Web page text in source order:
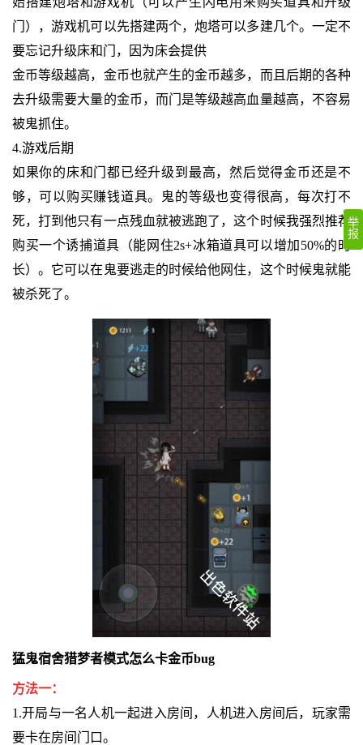
门），游戏机可以先搭建两个，炮塔可以多建几个。一定不
要忘记升级床和门，因为床会提供
金币等级越高，金币也就产生的金币越多，而且后期的各种
去升级需要大量的金币，而门是等级越高血量越高，不容易
被鬼抓住。
4.游戏后期
如果你的床和门都已经升级到最高，然后觉得金币还是不
够，可以购买赚钱道具。鬼的等级也变得很高，每次打不
死，打到他只有一点残血就被逃跑了，这个时候我强烈推荐
购买一个诱捕道具（能网住2s+冰箱道具可以增加50%的时
长）。它可以在鬼要逃走的时候给他网住，这个时候鬼就能
被杀死了。
猛鬼宿舍猎梦者模式怎么卡金币bug
方法一：
1.开局与一名人机一起进入房间，人机进入房间后，玩家需
要卡在房间门口。
举
报